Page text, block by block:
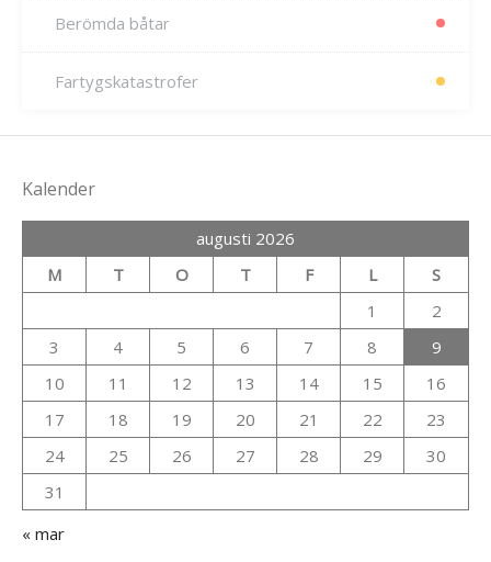
Berömda båtar
Fartygskatastrofer
Kalender
augusti 2026
M
T O T F L
S
1
2
3
4 5 6 7 8
9
10
11 12 13 14 15
16
17
18 19 20 21 22
23
24
25 26 27 28 29
30
31
« mar